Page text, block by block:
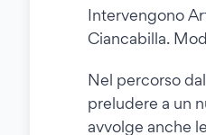
Intervengono
Ciancabilla.
Nel percorso
preludere a un
avvolge anche